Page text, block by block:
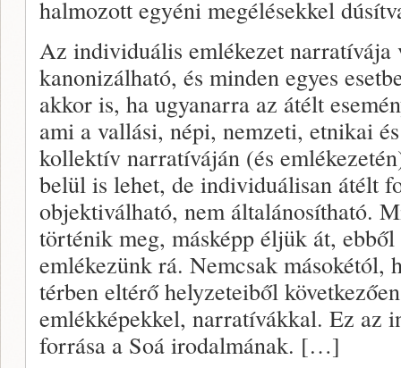
halmozott egyéni megélésekkel
Az individuális emlékezet narratívája
kanonizálható, és minden egyes
akkor is, ha ugyanarra az átélt
ami a vallási, népi, nemzeti, etnikai
kollektív narratíváján (és
belül is lehet, de individuálisan átélt
objektiválható, nem általánosítható.
történik meg, másképp éljük át, ebből
emlékezünk rá. Nemcsak másokétól,
térben eltérő helyzeteiből
emlékképekkel, narratívákkal. Ez az
forrása a Soá irodalmának. […]